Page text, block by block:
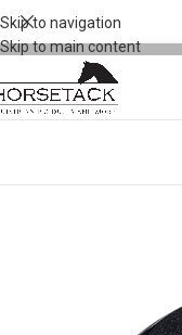
Skip to navigation
Skip to main content